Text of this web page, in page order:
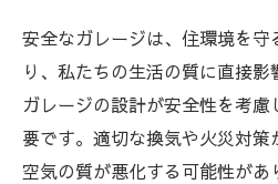
安全なガレージは、住環境を守
り、私たちの生活の質に直接影
ガレージの設計が安全性を考
要です。適切な換気や火災対策
空気の質が悪化する可能性が